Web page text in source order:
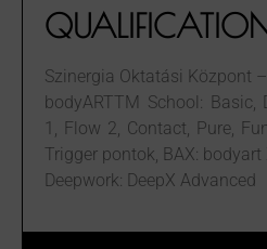
Szinergia Oktatási Központ
bodyARTTM School: Basic,
1, Flow 2, Contact, Pure,
Trigger pontok, BAX: bodyart
Deepwork: DeepX Advanced